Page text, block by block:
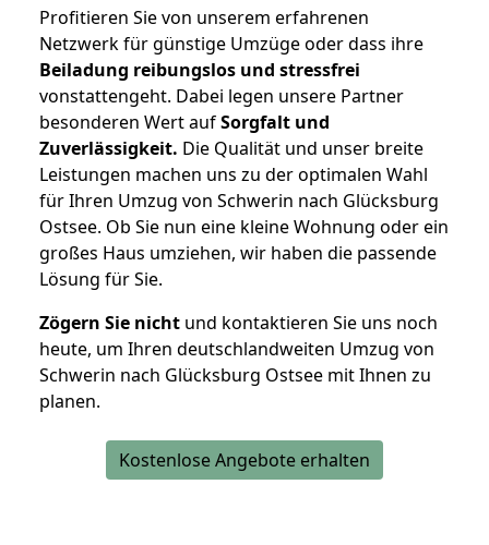
Profitieren Sie von unserem erfahrenen
Netzwerk für günstige Umzüge oder dass ihre
Beiladung reibungslos und stressfrei
vonstattengeht. Dabei legen unsere Partner
besonderen Wert aufSorgfalt und
Zuverlässigkeit. Die Qualität und unser breite
Leistungen machen uns zu der optimalen Wahl
für Ihren Umzug von Schwerin nach Glücksburg
Ostsee. Ob Sie nun eine kleine Wohnung oder ein
großes Haus umziehen, wir haben die passende
Lösung für Sie.
Zögern Sie nicht und kontaktieren Sie uns noch
heute, um Ihren deutschlandweiten Umzug von
Schwerin nach Glücksburg Ostsee mit Ihnen zu
planen.
Kostenlose Angebote erhalten